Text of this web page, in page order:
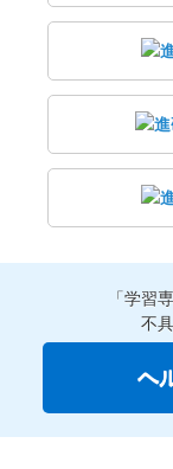
「学習
不
ヘ